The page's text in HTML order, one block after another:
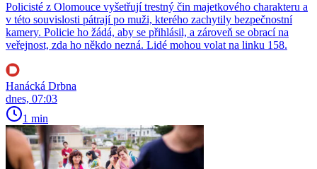
Policisté z Olomouce vyšetřují trestný čin majetkového charakteru a
v této souvislosti pátrají po muži, kterého zachytily bezpečnostní
kamery. Policie ho žádá, aby se přihlásil, a zároveň se obrací na
veřejnost, zda ho někdo nezná. Lidé mohou volat na linku 158.
Hanácká Drbna
dnes, 07:03
1 min